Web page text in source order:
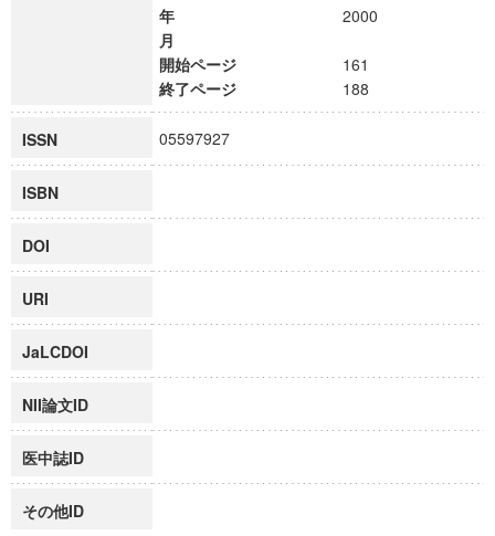
年
2000
月
開始ページ
161
終了ページ
188
ISSN 05597927
ISBN
DOI
URI
JaLCDOI
NII論文ID
医中誌ID
その他ID